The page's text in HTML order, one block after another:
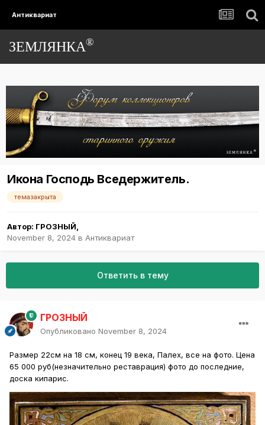
Антиквариат
ЗЕМЛЯНКА®
Икона Господь Вседержитель.
темазакрыта
Автор: ГРОЗНЫЙ
November 8, 2024 в Антиквариат
Ответить в тему
ГРОЗНЫЙ
Опубликовано November 8, 2024
Размер 22см на 18 см, конец 19 века, Палех, все на фото. Цена
65 000 руб(незначительно реставрация) фото до последние,
доска кипарис.